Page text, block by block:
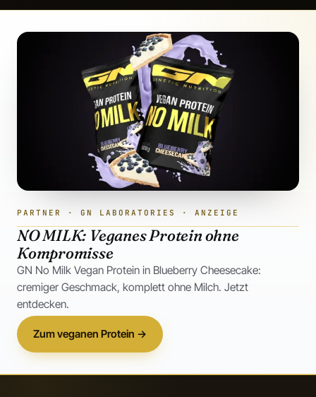
PARTNER · GN LABORATORIES · ANZEIGE
NO MILK: Veganes Protein ohne
Kompromisse
GN No Milk Vegan Protein in Blueberry Cheesecake:
cremiger Geschmack, komplett ohne Milch. Jetzt
entdecken.
Zum veganen Protein →